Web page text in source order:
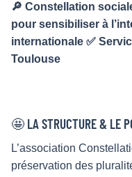
🔎 Constellation
pour sensibiliser à
internationale ✅
Toulouse
🤩 LA STRUCTURE & LE
L’association
préservation des